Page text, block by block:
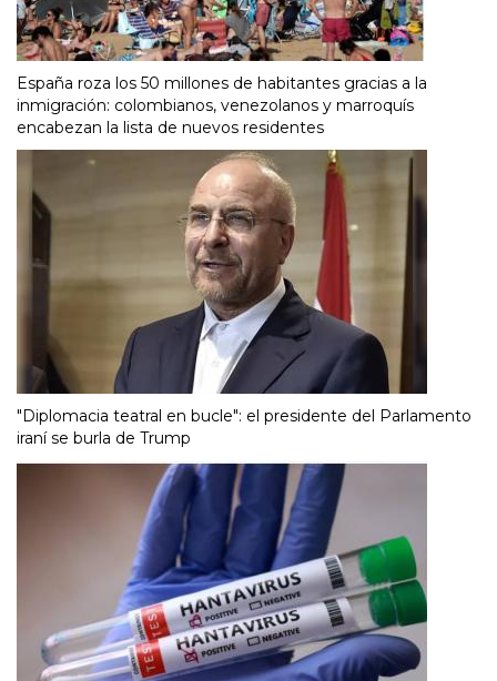
España roza los 50 millones de habitantes gracias a la
inmigración: colombianos, venezolanos y marroquís
encabezan la lista de nuevos residentes
"Diplomacia teatral en bucle": el presidente del Parlamento
iraní se burla de Trump